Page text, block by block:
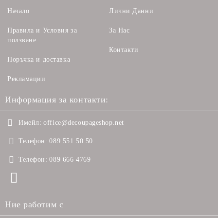
Начало
Правила и Условия за
ползване
Поръчка и доставка
Рекламации
Лични Данни
За Нас
Контакти
Информация за контакти:
Имейл: office@decoupageshop.net
Телефон: 089 551 50 50
Телефон: 089 666 4769
Ние работим с